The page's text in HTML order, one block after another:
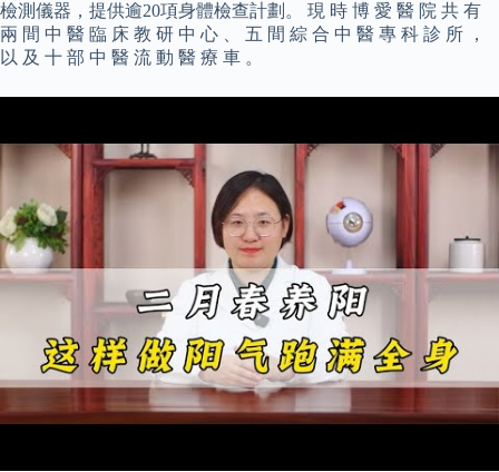
檢測儀器，提供逾20項身體檢查計劃。 現 時 博 愛 醫 院 共 有
兩 間 中 醫 臨 床 教 研 中 心 、 五 間 綜 合 中 醫 專 科 診 所 ，
以 及 十 部 中 醫 流 動 醫 療 車 。